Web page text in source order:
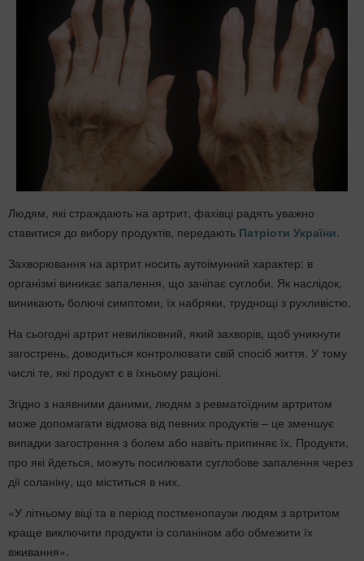
Людям, які страждають на артрит, фахівці радять уважно
ставитися до вибору продуктів, передають Патріоти України.
Захворювання на артрит носить аутоімунний характер: в
організмі виникає запалення, що зачіпає суглоби. Як наслідок,
виникають болючі симптоми, їх набряки, труднощі з рухливістю.
На сьогодні артрит невиліковний, який захворів, щоб уникнути
загострень, доводиться контролювати свій спосіб життя. У тому
числі те, які продукт є в їхньому раціоні.
Згідно з наявними даними, людям з ревматоїдним артритом
може допомагати відмова від певних продуктів – це зменшує
випадки загострення з болем або навіть припиняє їх. Продукти,
про які йдеться, можуть посилювати суглобове запалення через
дії соланіну, що міститься в них.
«У літньому віці та в період постменопаузи людям з артритом
краще виключити продукти із соланіном або обмежити їх
вживання».